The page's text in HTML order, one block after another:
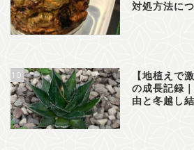
対処方法に
10
【地植えで
の成長記録
由と冬越し